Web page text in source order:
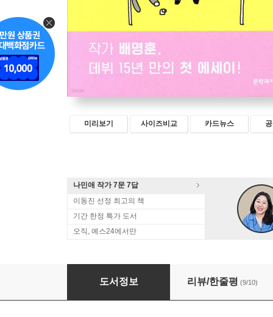
미리보기 사이즈비교 카드뉴스
나민애 작가 7문 7답
이동진 선정 최고의 책
기간 한정 특가 도서
오직, 예스24에서만
SF 작가입니다
도서정보 리뷰/한줄평 (9/10)